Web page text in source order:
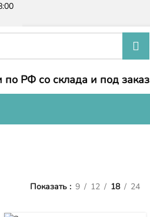
по РФ со склада и под заказ
Показать 9 12 18 24